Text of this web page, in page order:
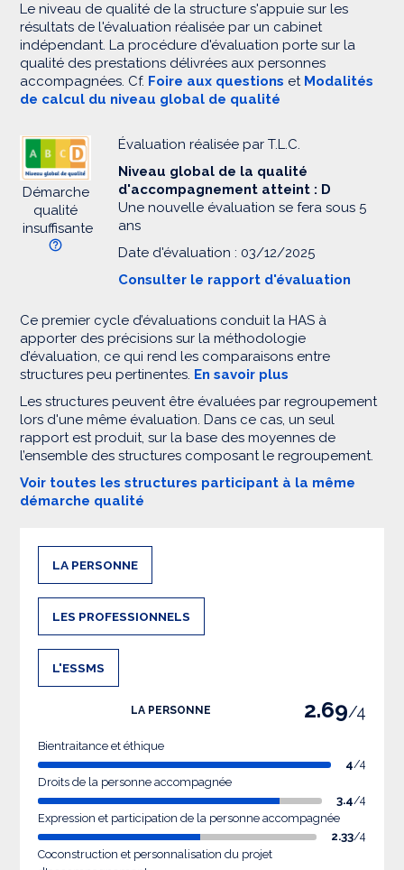
Le niveau de qualité de la structure s'appuie sur les
résultats de l'évaluation réalisée par un cabinet
indépendant. La procédure d'évaluation porte sur la
qualité des prestations délivrées aux personnes
accompagnées. Cf. Foire aux questions et Modalités
de calcul du niveau global de qualité
Démarche
qualité
insuffisante
Évaluation réalisée par T.L.C.
Niveau global de la qualité
d'accompagnement atteint : D
Une nouvelle évaluation se fera sous 5
ans
Date d'évaluation : 03/12/2025
Consulter le rapport d'évaluation
Ce premier cycle d’évaluations conduit la HAS à
apporter des précisions sur la méthodologie
d’évaluation, ce qui rend les comparaisons entre
structures peu pertinentes. En savoir plus
Les structures peuvent être évaluées par regroupement
lors d'une même évaluation. Dans ce cas, un seul
rapport est produit, sur la base des moyennes de
l’ensemble des structures composant le regroupement.
Voir toutes les structures participant à la même
démarche qualité
LA PERSONNE
LES PROFESSIONNELS
L'ESSMS
LA PERSONNE 2.69/4
Bientraitance et éthique
4/4
Droits de la personne accompagnée
3.4/4
Expression et participation de la personne accompagnée
2.33/4
Coconstruction et personnalisation du projet